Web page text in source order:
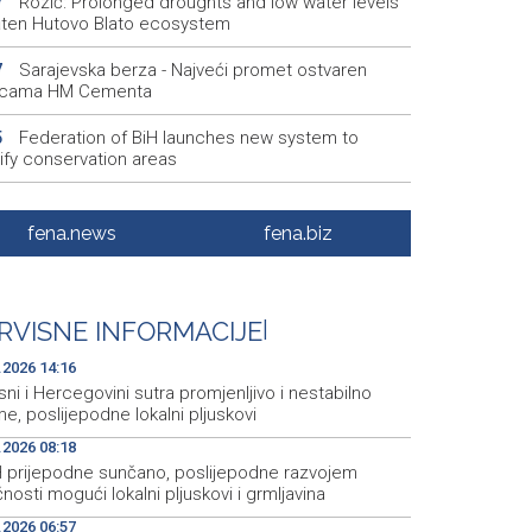
Hutovo Blato ecosystem
Sarajevska berza - Najveći promet ostvaren
HM Cementa
Federation of BiH launches new system to
conservation areas
U Bosni i Hercegovini sutra promjenljivo i
vrijeme, poslijepodne lokalni pljuskovi
Saudijska Arabija, Pakistan i Turska potpisali vojni
fena.news fena.biz
INFORMACIJE|
14:16
i Hercegovini sutra promjenljivo i nestabilno
poslijepodne lokalni pljuskovi
08:18
prijepodne sunčano, poslijepodne razvojem
mogući lokalni pljuskovi i grmljavina
06:57